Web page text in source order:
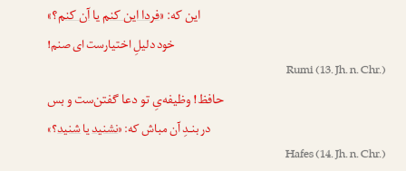
این که: «فردا این کنمیاآن کنم؟»
خود دلیلِ اختیارست ای صنم!
Rumi(13. Jh. n. Chr.)
حافظ! وظیفه‌یِ تو دعا گفتن‌ست و بس
در بنـدِ آن مباش که: «نشنیدیاشنید؟»
Hafes(14. Jh. n. Chr.)